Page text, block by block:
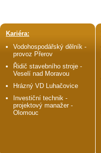
Kariéra:
Vodohospodářský dělník -
provoz Přerov
Řidič stavebního stroje -
Veselí nad Moravou
Hrázný VD Luhačovice
Investiční technik -
projektový manažer -
Olomouc